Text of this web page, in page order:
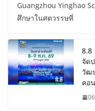
Guangzhou Yinghao
ศึกษาในศตวรรษที่
8.8
จัด
วัฒ
คอ